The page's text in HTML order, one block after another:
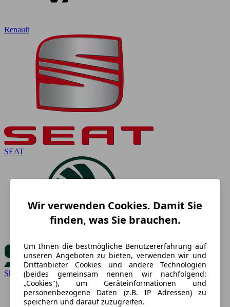
Renault
SEAT
Skoda
Wir verwenden Cookies. Damit Sie
finden, was Sie brauchen.
Um Ihnen die bestmögliche Benutzererfahrung auf
unseren Angeboten zu bieten, verwenden wir und
Drittanbieter Cookies und andere Technologien
(beides gemeinsam nennen wir nachfolgend:
„Cookies"), um Geräteinformationen und
personenbezogene Daten (z.B. IP Adressen) zu
speichern und darauf zuzugreifen.